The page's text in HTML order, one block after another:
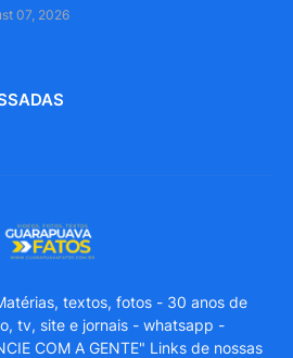
07, 2026
textos, fotos - 30 anos de
tv, site e jornais - whatsapp -
COM A GENTE" Links de nossas